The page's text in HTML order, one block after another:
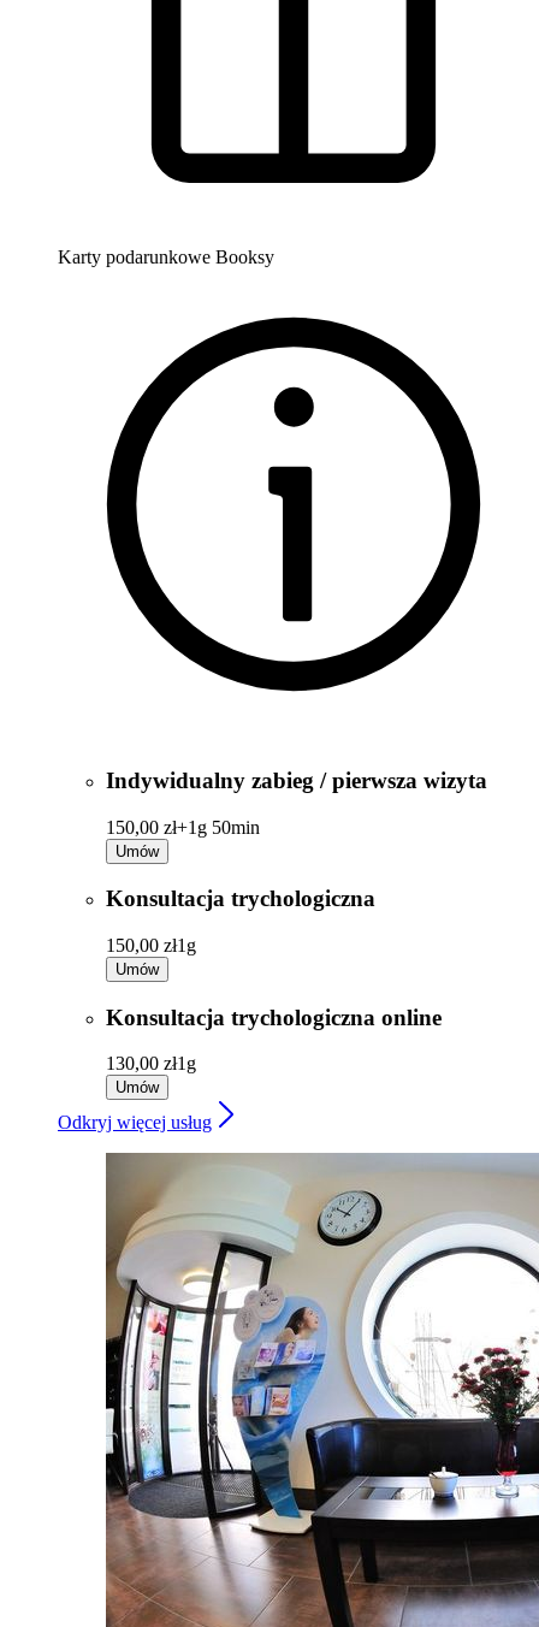
Karty podarunkowe Booksy
Indywidualny zabieg / pierwsza wizyta
150,00 zł+1g 50min
Umów
Konsultacja trychologiczna
150,00 zł1g
Umów
Konsultacja trychologiczna online
130,00 zł1g
Umów
Odkryj więcej usług